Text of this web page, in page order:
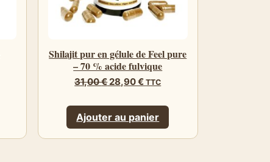
Shilajit pur en gélule de Feel pure
– 70 % acide fulvique
31,00€Le
initial
était :
31,00 €.
28,90€Le
actuel
est :
28,90 €.
TTC
Ajouter au panier